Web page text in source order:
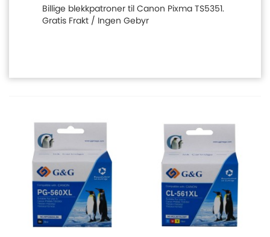
Billige blekkpatroner til Canon Pixma TS5351.
Gratis Frakt / Ingen Gebyr